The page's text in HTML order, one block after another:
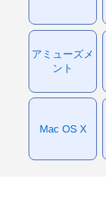
アミューズメ
ント
Mac OS X